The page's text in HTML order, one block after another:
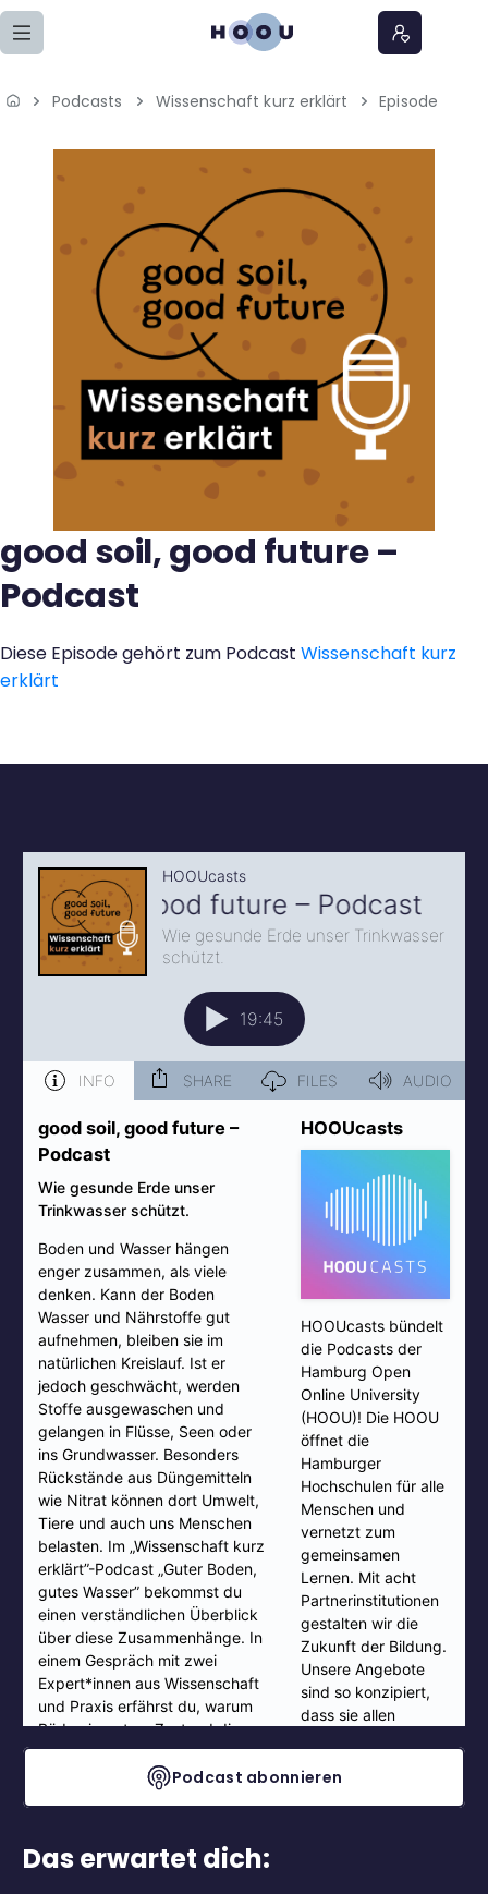
Zum Seiteninhalt springen
Home
Meine Lernangebote
News
Veranstaltungen
Über uns
Podcasts Wissenschaft kurz erklärt Episode
good soil, good future –
Podcast
Diese Episode gehört zum Podcast Wissenschaft kurz
erklärt
Podcast abonnieren
Das erwartet dich: